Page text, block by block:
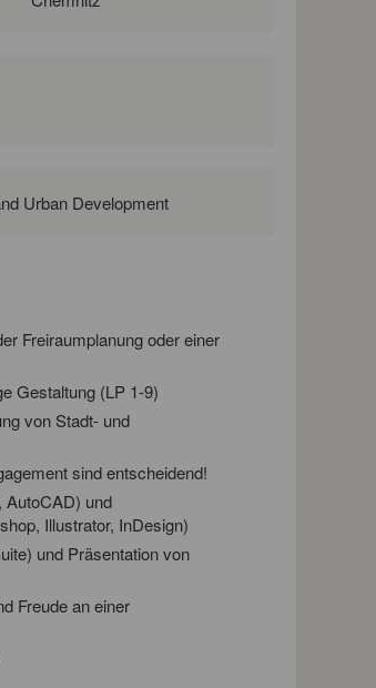
Urban Development
Freiraumplanung oder einer
Gestaltung (LP 1-9)
von Stadt- und
sind entscheidend!
AutoCAD) und
Illustrator, InDesign)
und Präsentation von
Freude an einer